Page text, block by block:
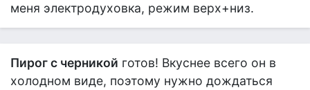
меня электродуховка, режим верх+низ.
Пирог с черникой готов! Вкуснее всего он в
холодном виде, поэтому нужно дождаться